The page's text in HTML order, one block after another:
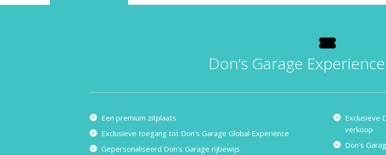
Don’s Garage
Een premium zitplaats
Exclusieve toegang tot Don's Garage Global Experience
Gepersonaliseerd Don's Garage rijbewijs
Exclusieve
verkoop
Don's